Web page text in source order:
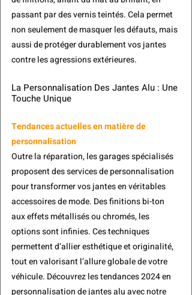
passant par des vernis teintés. Cela permet
non seulement de masquer les défauts, mais
aussi de protéger durablement vos jantes
contre les agressions extérieures.
La Personnalisation Des Jantes Alu : Une
Touche Unique
Tendances actuelles en matière de
personnalisation
Outre la réparation, les garages spécialisés
proposent des services de personnalisation
pour transformer vos jantes en véritables
accessoires de mode. Des finitions bi-ton
aux effets métallisés ou chromés, les
options sont infinies. Ces techniques
permettent d’allier esthétique et originalité,
tout en valorisant l’allure globale de votre
véhicule. Découvrez les tendances 2024 en
personnalisation de jantes alu avec notre